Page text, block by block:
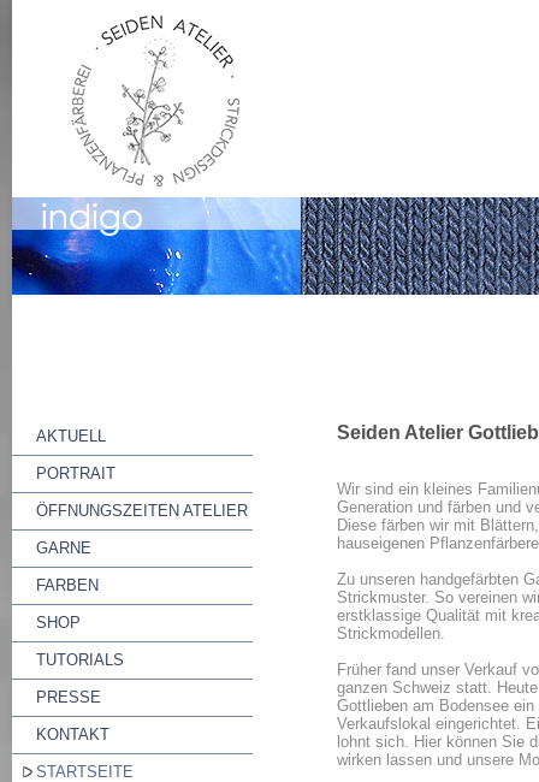
AKTUELL
PORTRAIT
ÖFFNUNGSZEITEN ATELIER
GARNE
FARBEN
SHOP
TUTORIALS
PRESSE
KONTAKT
STARTSEITE
Seiden Atelier
Wir sind ein kleines
Generation und färben und
Diese färben wir mit
hauseigenen
Zu unseren handgefärbten
Strickmuster. So vereinen
erstklassige Qualität mit
Strickmodellen.
Früher fand unser Verkauf
ganzen Schweiz statt.
Gottlieben am Bodensee
Verkaufslokal eingerichtet.
lohnt sich. Hier können Sie
wirken lassen und unsere